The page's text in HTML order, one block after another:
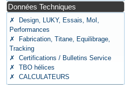
Données Techniques
✗ Design, LUKY, Essais, MoI,
Performances
✗ Fabrication, Titane, Equilibrage,
Tracking
✗ Certifications / Bulletins Service
✗ TBO hélices
✗ CALCULATEURS